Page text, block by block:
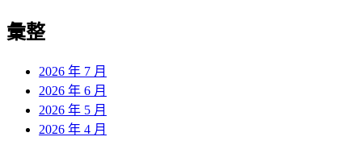
彙整
2026 年 7 月
2026 年 6 月
2026 年 5 月
2026 年 4 月